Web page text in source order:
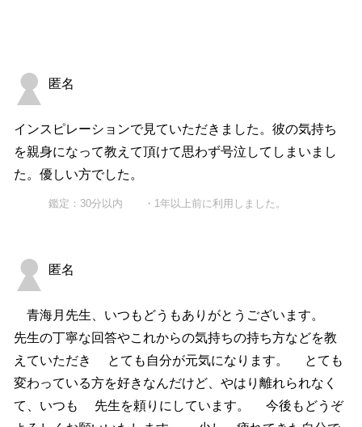
匿名
インスピレーションで見ていただきました。彼の気持ち
を親身になって教えて頂けて思わず号泣してしまいまし
た。優しい方でした。
鑑定：30分以内 ・1年以上前に利用しました。
匿名
青海月先生、いつもどうもありがとうございます。
先生の丁寧な回答やこれからの気持ちの持ち方などを教
えていただき とても自分が元気になります。 とても
変わっている方を好きなんだけど、やはり離れられなく
て、いつも 先生を頼りにしています。 今後もどうぞ